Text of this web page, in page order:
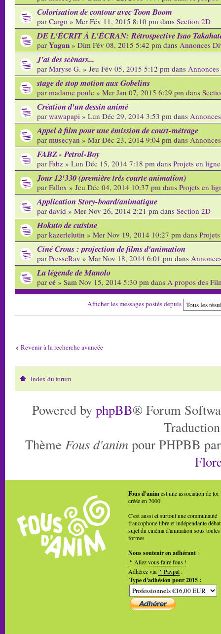
Colorisation de contour avec Toon Boom
par Cargo » Mer Fév 11, 2015 8:10 pm dans Section 2D
DE L'ÉCRIT À L'ÉCRAN: Rétrospective Isao
par Yagan » Dim Fév 08, 2015 5:42 pm dans Annonces
J'ai des scénars...
par Maryse G. » Jeu Fév 05, 2015 5:12 pm dans Annonces
stage de stop motion aux Gobelins
par madame poule » Mer Jan 07, 2015 6:29 pm dans
Création d'un dessin animé
par wawapapi » Lun Déc 29, 2014 3:53 pm dans
Appel à film pour une émission de court-métrage
par musecyan » Mar Déc 23, 2014 9:04 pm dans
FABZ - Petrol-Boy
par Fabz » Lun Déc 15, 2014 7:18 pm dans Projets en ligne
Jour 12'330 (première très courte animation)
par Fallox » Jeu Déc 04, 2014 10:37 pm dans Projets en
Application Story-board/animatique
par david » Mer Nov 26, 2014 2:21 pm dans Section 2D
Hokuto de cuisine
par kazerlelutin » Mer Nov 19, 2014 10:27 pm dans
Ciné Crous : projection de films d'animation
par PresseRav » Mar Nov 18, 2014 6:01 pm dans
La légende de Manolo
par cé » Sam Nov 15, 2014 5:30 pm dans A propos des
Afficher les messages postés depuis
Revenir à la recherche avancée
Index du forum
Powered by phpBB® Forum
Thème Fous d'anim pour PHPBB
Fous d'animest une association de loi
créée en 2000.
C'est aussi et surtout une communauté
francophone libre et indépendante
sujet du cinéma d'animation sous toutes
formes
Nous soutenir en adhérant :
Allez vous faire fous !
Adhérez via
Paypal :
Type d'adhésion pour 2015 :